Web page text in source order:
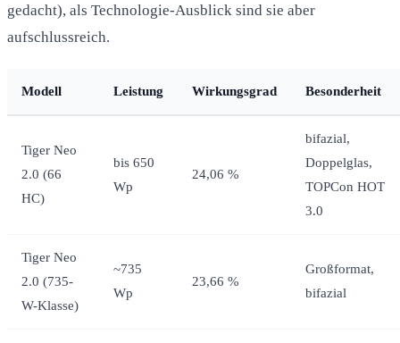
gedacht), als Technologie-Ausblick sind sie aber
aufschlussreich.
Modell Leistung Wirkungsgrad Besonderheit
Tiger Neo
2.0 (66
HC)
bis 650
Wp
24,06 %
bifazial,
Doppelglas,
TOPCon HOT
3.0
Tiger Neo
2.0 (735-
W-Klasse)
~735
Wp
23,66 %
Großformat,
bifazial